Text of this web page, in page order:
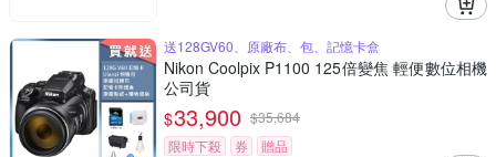
送128GV60、原廠布、包、記憶卡盒
Nikon Coolpix P1100 125倍變焦 輕便數位相機
公司貨
$33,900 $35,684
限時下殺
券 贈品